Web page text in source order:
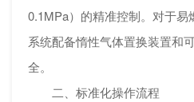
0.1MPa）的精准控制。对于易
系统配备惰性气体置换装置和
全。
二、标准化操作流程